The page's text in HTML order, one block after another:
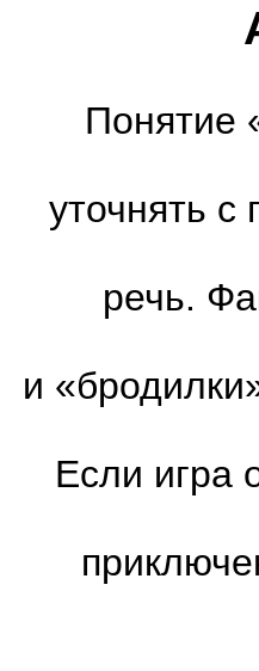
Понятие
уточнять
речь.
и
Если игра